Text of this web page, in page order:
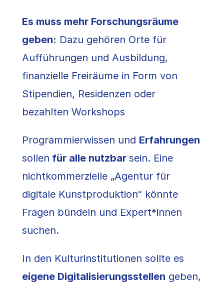
Es muss mehr Forschungsräume
geben: Dazu gehören Orte für
Aufführungen und Ausbildung,
finanzielle Freiräume in Form von
Stipendien, Residenzen oder
bezahlten Workshops
Programmierwissen und Erfahrungen
sollen für alle nutzbar sein. Eine
nichtkommerzielle „Agentur für
digitale Kunstproduktion“ könnte
Fragen bündeln und Expert*innen
suchen.
In den Kulturinstitutionen sollte es
eigene Digitalisierungsstellen geben,